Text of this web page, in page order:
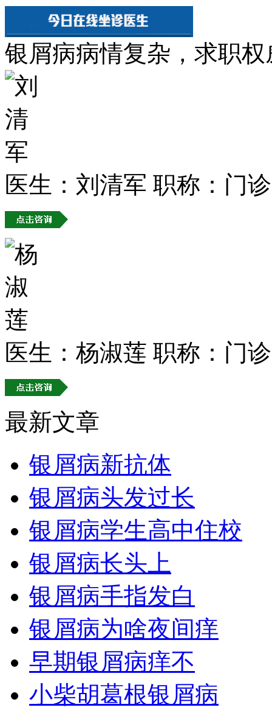
银屑病病情复杂，求职
医生：刘清军 职称：门
医生：杨淑莲 职称：门
最新文章
银屑病新抗体
银屑病头发过长
银屑病学生高中住校
银屑病长头上
银屑病手指发白
银屑病为啥夜间痒
早期银屑病痒不
小柴胡葛根银屑病